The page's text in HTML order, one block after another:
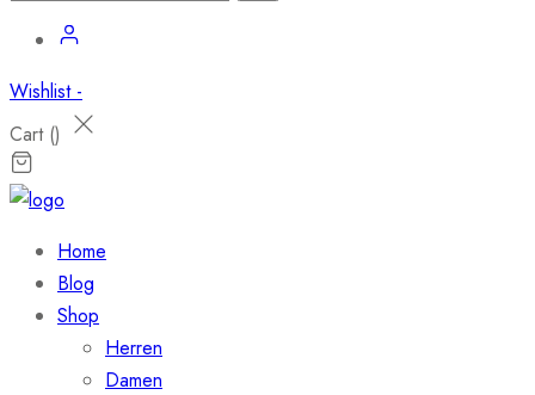
Wishlist -
Cart ()
Home
Blog
Shop
Herren
Damen